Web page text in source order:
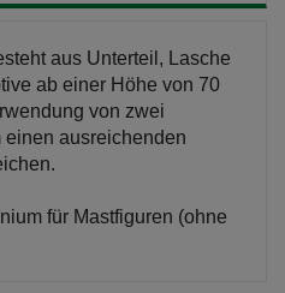
aus Unterteil, Lasche
ab einer Höhe von 70
von zwei
einen ausreichenden
für Mastfiguren (ohne